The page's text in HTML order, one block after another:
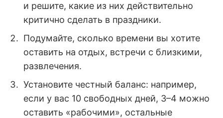
и решите, какие из них действительно
критично сделать в праздники.
Подумайте, сколько времени вы хотите
оставить на отдых, встречи с близкими,
развлечения.
Установите честный баланс: например,
если у вас 10 свободных дней, 3–4 можно
оставить «рабочими», остальные